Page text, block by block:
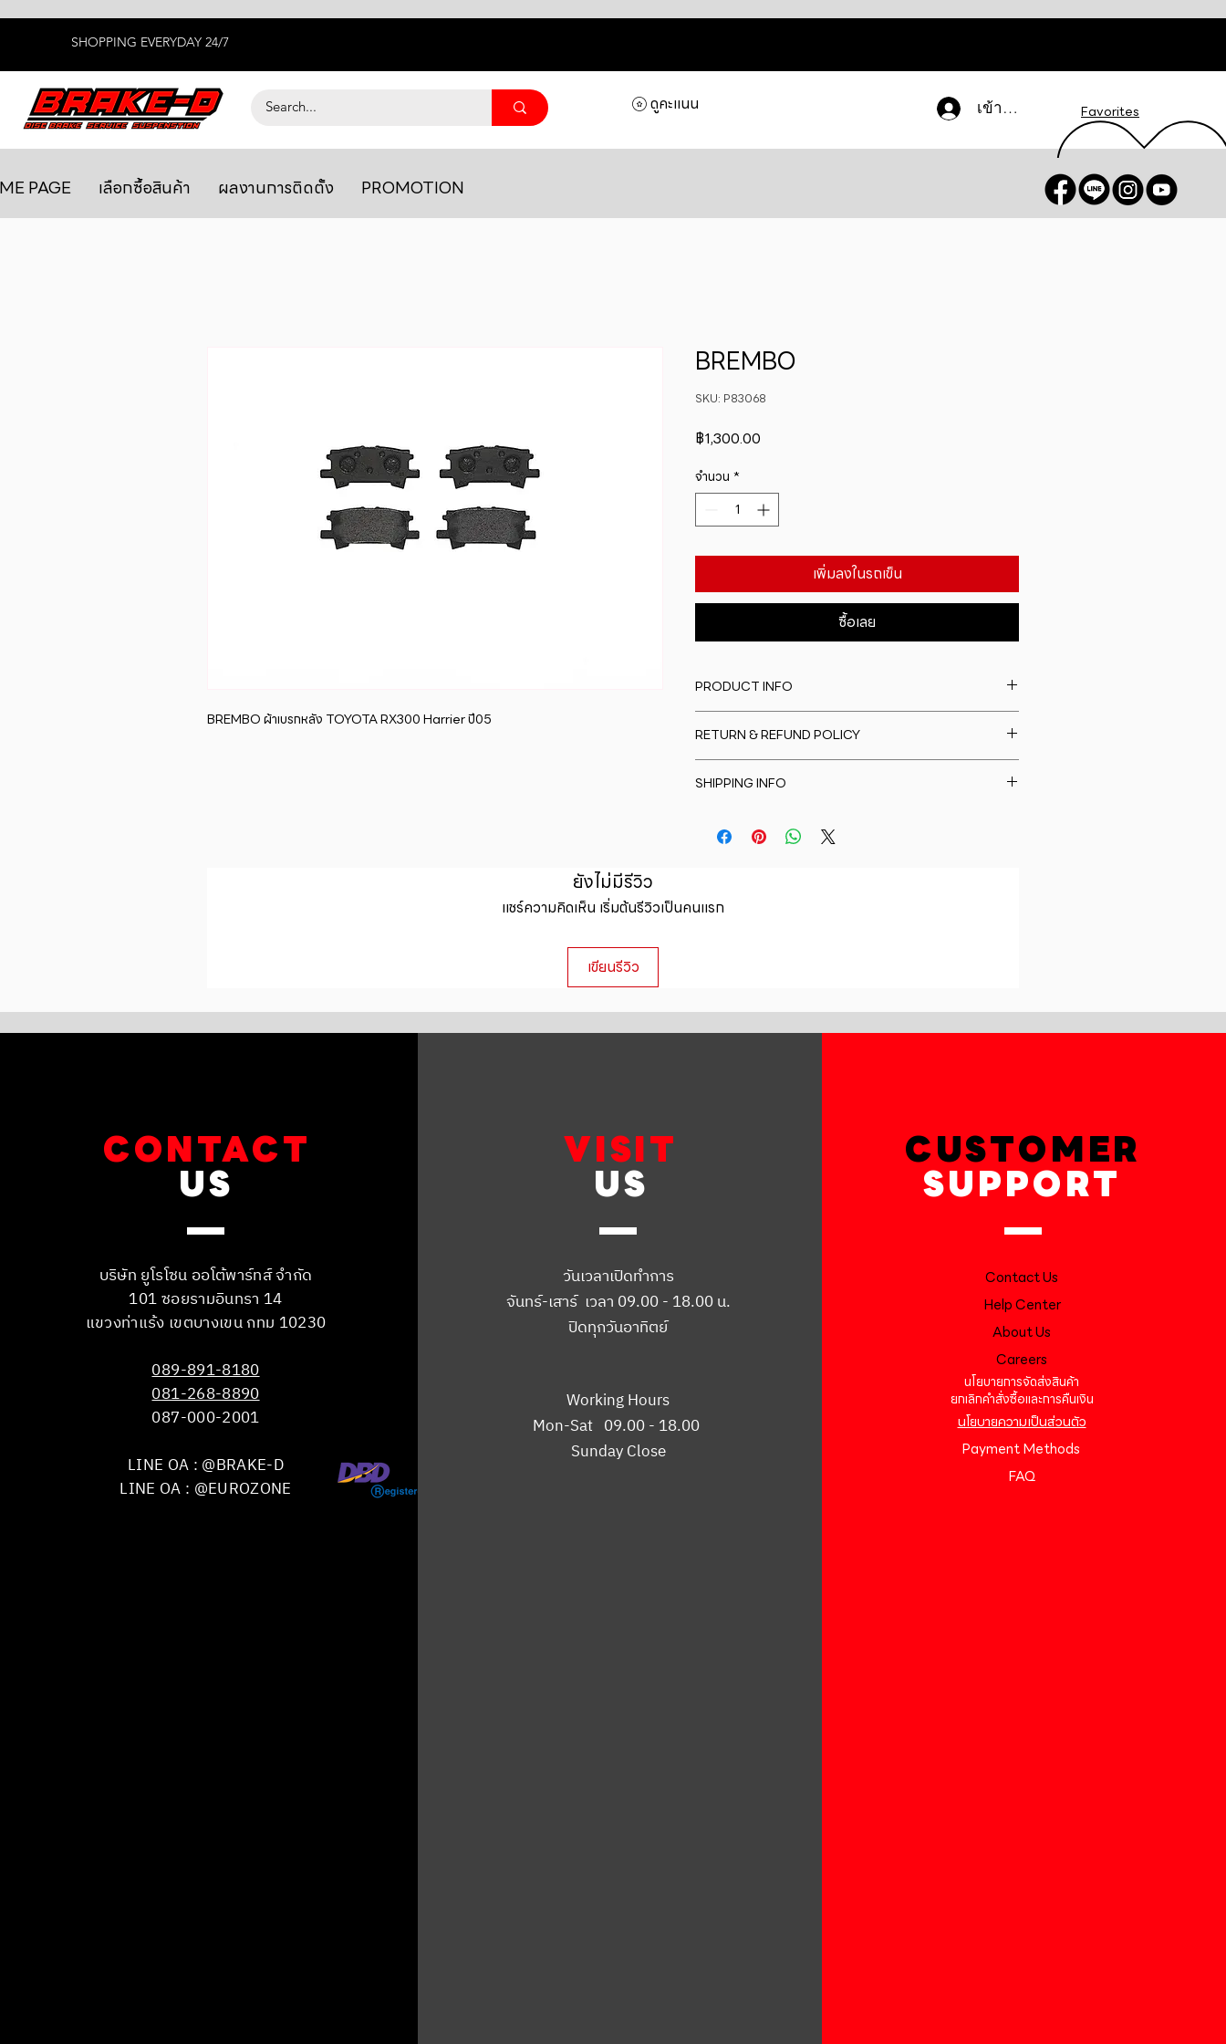
SHOPPING EVERYDAY 24/7
เข้าสู่ระบบ Favorites
ดูคะแนน
PAGE เลือกซื้อสินค้า ผลงานการติดตั้ง PROMOTION
BREMBO ผ้าเบรกหลัง TOYOTA RX300 Harrier ปี05
BREMBO
SKU: P83068
฿1,300.00
จำนวน *
เพิ่มลงในรถเข็น
ซื้อเลย
PRODUCT INFO
information about your product such as sizing,
material, care and cleaning instructions. This is also a
great space to write what makes this product
RETURN & REFUND POLICY
to let your customers know what to do in case they
straightforward refund or exchange policy is a great
way to build trust and reassure your customers that
SHIPPING INFO
information about your shipping methods,
can buy from you with confidence.
ยังไม่มีรีวิว
แชร์ความคิดเห็น เริ่มต้นรีวิวเป็นคนแรก
เขียนรีวิว
CONTACT
US
บริษัท ยูโรโซน ออโต้พาร์ทส์ จำกัด
101 ซอยรามอินทรา 14
แขวงท่าแร้ง เขตบางเขน กทม 10230
089-891-8180
081-268-8890
087-000-2001
LINE OA : @BRAKE-D
LINE OA : @EUROZONE
VISIT
US
วันเวลาเปิดทำการ
จันทร์-เสาร์ เวลา 09.00 - 18.00 น.
ปิดทุกวันอาทิตย์
Working Hours
Mon-Sat 09.00 - 18.00
Sunday Close
CUSTOMER
SUPPORT
Contact Us
Help Center
About Us
Careers
นโยบายการจัดส่งสินค้า
ยกเลิกคำสั่งซื้อและการคืนเงิน
นโยบายความเป็นส่วนตัว
Payment Methods
FAQ